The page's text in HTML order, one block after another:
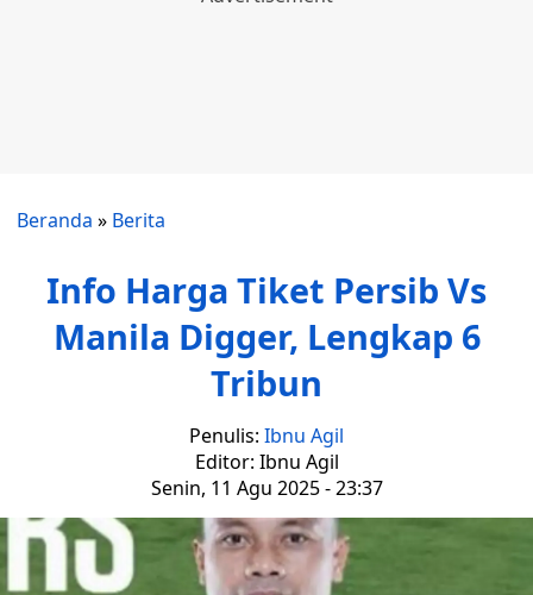
Beranda » Berita
Info Harga Tiket Persib Vs
Manila Digger, Lengkap 6
Tribun
Penulis: Ibnu Agil
Editor: Ibnu Agil
Senin, 11 Agu 2025 - 23:37